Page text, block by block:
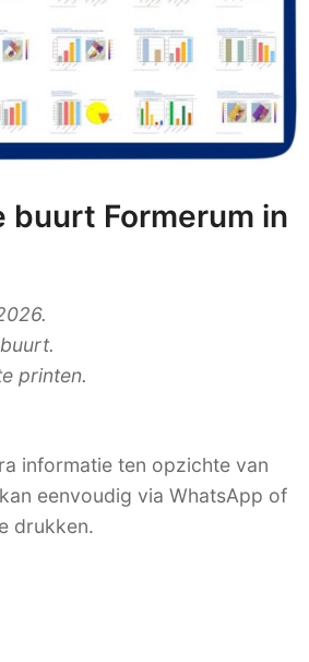
buurt Formerum in
printen.
informatie ten opzichte van
eenvoudig via WhatsApp of
drukken.